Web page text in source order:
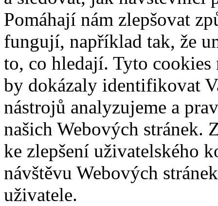
Pomáhají nám zlepšovat
fungují, například tak, že
to, co hledají. Tyto
by dokázaly identifikovat
nástrojů analyzujeme a
našich Webových stránek.
ke zlepšení uživatelského
návštěvu Webových
uživatele.